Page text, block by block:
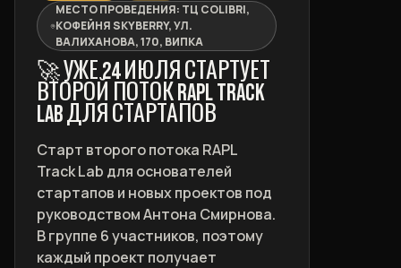
МЕСТО ПРОВЕДЕНИЯ: ТЦ COLIBRI,
КОФЕЙНЯ SKYBERRY, УЛ.
ВАЛИХАНОВА, 170, ВИПКА
🚀 УЖЕ 24 ИЮЛЯ СТАРТУЕТ
ВТОРОЙ ПОТОК RAPL TRACK
LAB ДЛЯ СТАРТАПОВ
Старт второго потока RAPL
Track Lab для основателей
стартапов и новых проектов под
руководством Антона Смирнова.
В группе 6 участников, поэтому
каждый проект получает